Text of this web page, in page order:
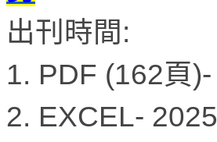
出刊時間:
1. PDF (162頁
2. EXCEL-